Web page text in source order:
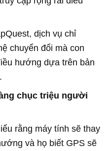
dịch vụ chỉ
chuyển đổi mà con
hướng dựa trên bản
chục triệu người
rằng máy tính sẽ thay
và họ biết GPS sẽ